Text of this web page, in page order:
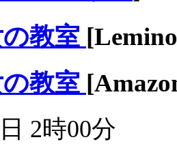
教室
教室
2時00分